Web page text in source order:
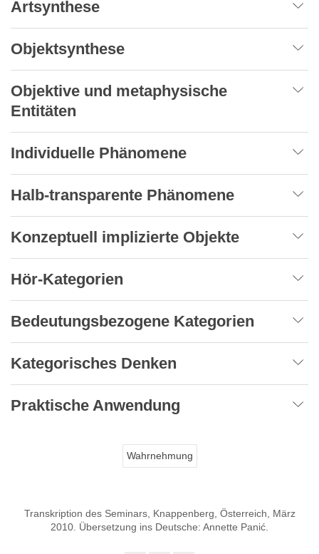
Artsynthese
Objektsynthese
Objektive und metaphysische
Entitäten
Individuelle Phänomene
Halb-transparente Phänomene
Konzeptuell implizierte Objekte
Hör-Kategorien
Bedeutungsbezogene Kategorien
Kategorisches Denken
Praktische Anwendung
Wahrnehmung
Transkription des Seminars, Knappenberg, Österreich, März
2010. Übersetzung ins Deutsche: Annette Panić.